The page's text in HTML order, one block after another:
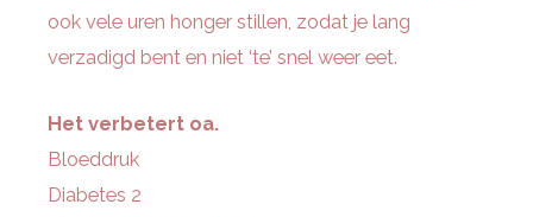
ook vele uren honger stillen, zodat je lang
verzadigd bent en niet ‘te’ snel weer eet.
Het verbetert oa.
Bloeddruk
Diabetes 2